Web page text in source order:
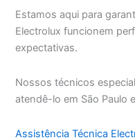
Estamos aqui para
Electrolux funcionem
expectativas.
Nossos técnicos
atendê-lo em São Paulo
Assistência Técnica